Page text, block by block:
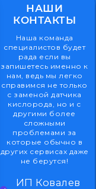
НАШИ
КОНТАКТЫ
Наша команда
специалистов будет
рада если вы
запишетесь именно к
нам, ведь мы легко
справимся не только
с заменой датчика
кислорода, но и с
другими более
сложными
проблемами за
которые обычно в
других сервисах даже
не берутся!
ИП Ковалев